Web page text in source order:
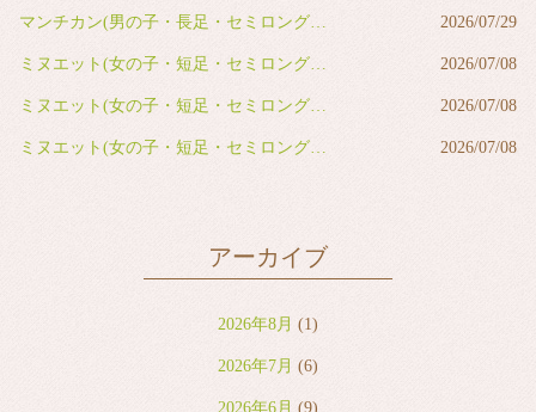
マンチカン(男の子・長足・セミロング・レッドタビー&ホワイト) 2026/07/29
ミヌエット(女の子・短足・セミロング・ブルー&ホワイト) 2026/07/08
ミヌエット(女の子・短足・セミロング・ブルー&ホワイト) 2026/07/08
ミヌエット(女の子・短足・セミロング・ブラウンタビー&ホワイト) 2026/07/08
アーカイブ
2026年8月 (1)
2026年7月 (6)
2026年6月 (9)